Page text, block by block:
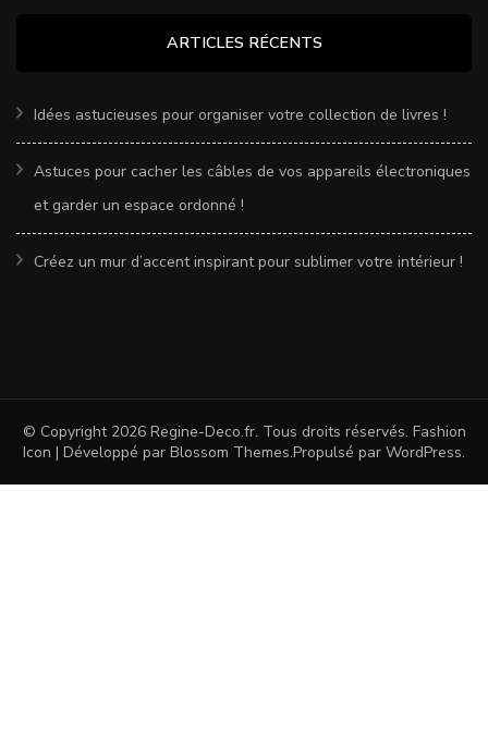
ARTICLES RÉCENTS
Idées astucieuses pour organiser votre collection de livres !
Astuces pour cacher les câbles de vos appareils électroniques
et garder un espace ordonné !
Créez un mur d’accent inspirant pour sublimer votre intérieur !
© Copyright 2026 Regine-Deco.fr. Tous droits réservés. Fashion
Icon | Développé par Blossom Themes.Propulsé par WordPress.